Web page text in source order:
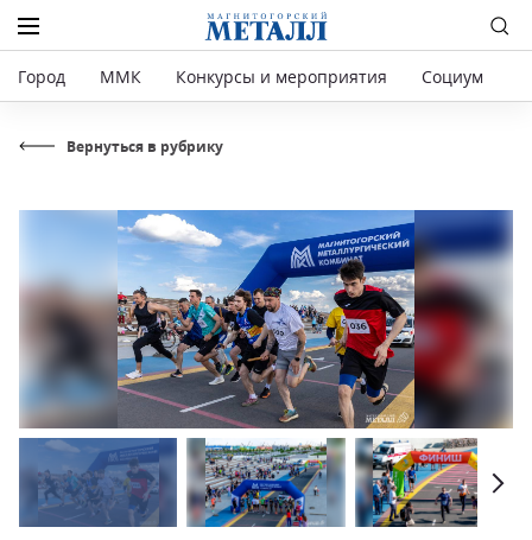
Город ММК Конкурсы и мероприятия Социум
Вернуться в рубрику